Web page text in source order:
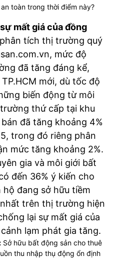
toàn trong thời điểm này?
mất giá của đồng
tích thị trường quý
mức độ
đã tăng đáng kể,
mới, dù tốc độ
biến động từ môi
thứ cấp tại khu
đã tăng khoảng 4%
trong đó riêng phân
mức tăng khoảng 2%.
gia và môi giới bất
đến 36% ý kiến cho
đang sở hữu tiềm
trên thị trường hiện
lại sự mất giá của
lạm phát gia tăng.
Sở hữu bất động sản cho thuê
thu nhập thụ động ổn định